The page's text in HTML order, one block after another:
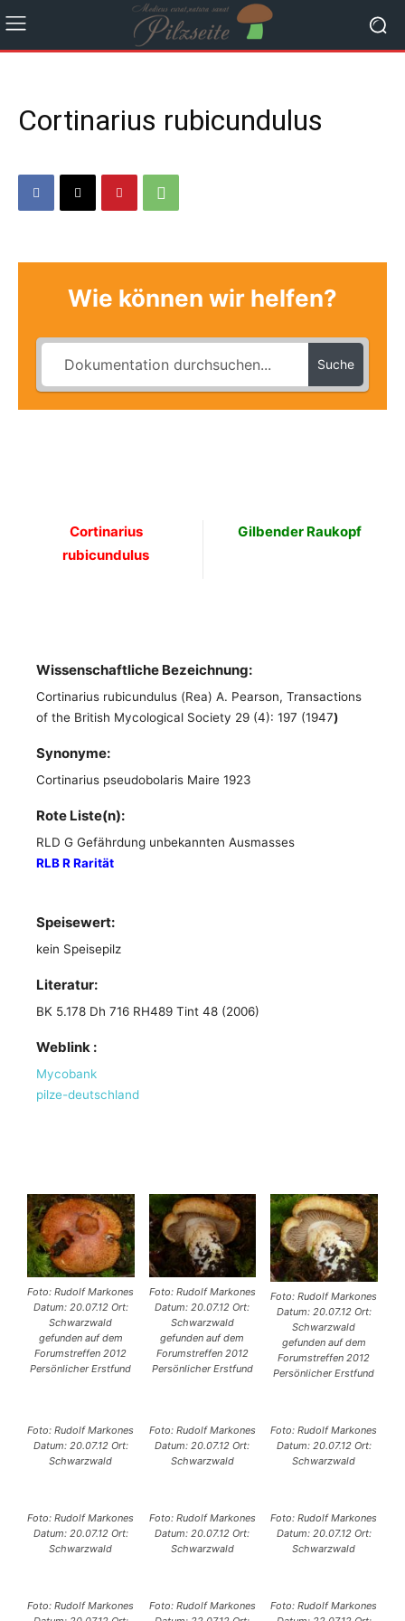
Cortinarius rubicundulus
Wie können wir helfen?
Suche
Cortinarius
rubicundulus
Gilbender Raukopf
Wissenschaftliche Bezeichnung:
Cortinarius rubicundulus (Rea) A. Pearson, Transactions
of the British Mycological Society 29 (4): 197 (1947)
Synonyme:
Cortinarius pseudobolaris Maire 1923
Rote Liste(n):
RLD G Gefährdung unbekannten Ausmasses
RLB R Rarität
Speisewert:
kein Speisepilz
Literatur:
BK 5.178 Dh 716 RH489 Tint 48 (2006)
Weblink :
Mycobank
pilze-deutschland
Foto: Rudolf Markones
Datum: 20.07.12 Ort:
Schwarzwald
gefunden auf dem
Forumstreffen 2012
Persönlicher Erstfund
Foto: Rudolf Markones
Datum: 20.07.12 Ort:
Schwarzwald
gefunden auf dem
Forumstreffen 2012
Persönlicher Erstfund
Foto: Rudolf Markones
Datum: 20.07.12 Ort:
Schwarzwald
gefunden auf dem
Forumstreffen 2012
Persönlicher Erstfund
Foto: Rudolf Markones
Datum: 20.07.12 Ort:
Schwarzwald
Foto: Rudolf Markones
Datum: 20.07.12 Ort:
Schwarzwald
Foto: Rudolf Markones
Datum: 20.07.12 Ort:
Schwarzwald
Foto: Rudolf Markones
Datum: 20.07.12 Ort:
Schwarzwald
Foto: Rudolf Markones
Datum: 20.07.12 Ort:
Schwarzwald
Foto: Rudolf Markones
Datum: 20.07.12 Ort:
Schwarzwald
Foto: Rudolf Markones
Foto: Rudolf Markones
Foto: Rudolf Markones